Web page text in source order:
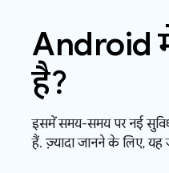
Android
है?
इसमें समय-समय पर नई
हैं. ज़्यादा जानने के लिए,